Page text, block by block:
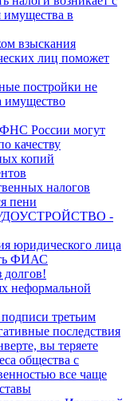
имущества в
взыскания
лиц поможет
постройки не
имущество
ФНС России могут
качеству
копий
налогов
пени
-
юридического лица
ФИАС
долгов!
неформальной
третьим
последствия
вы теряете
общества с
все чаще